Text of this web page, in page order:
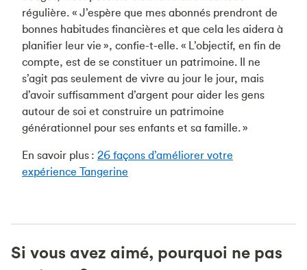
régulière. « J’espère que mes abonnés prendront de
bonnes habitudes financières et que cela les aidera à
planifier leur vie », confie-t-elle. « L’objectif, en fin de
compte, est de se constituer un patrimoine. Il ne
s’agit pas seulement de vivre au jour le jour, mais
d’avoir suffisamment d’argent pour aider les gens
autour de soi et construire un patrimoine
générationnel pour ses enfants et sa famille. »
En savoir plus : 26 façons d’améliorer votre
expérience Tangerine
Si vous avez aimé, pourquoi ne pas